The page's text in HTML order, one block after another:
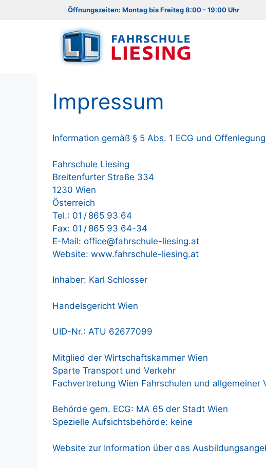
Öffnungszeiten: Montag bis Freitag 8:00 - 19:00 Uhr
Impressum
Information gemäß § 5 Abs. 1 ECG und
Fahrschule Liesing
Breitenfurter Straße 334
1230 Wien
Österreich
Tel.: 01 / 865 93 64
Fax: 01 / 865 93 64-34
E-Mail: office@fahrschule-liesing.at
Website: www.fahrschule-liesing.at
Inhaber: Karl Schlosser
Handelsgericht Wien
UID-Nr.: ATU 62677099
Mitglied der Wirtschaftskammer Wien
Sparte Transport und Verkehr
Fachvertretung Wien Fahrschulen und allgemeiner
Behörde gem. ECG: MA 65 der Stadt Wien
Spezielle Aufsichtsbehörde: keine
Website zur Information über das